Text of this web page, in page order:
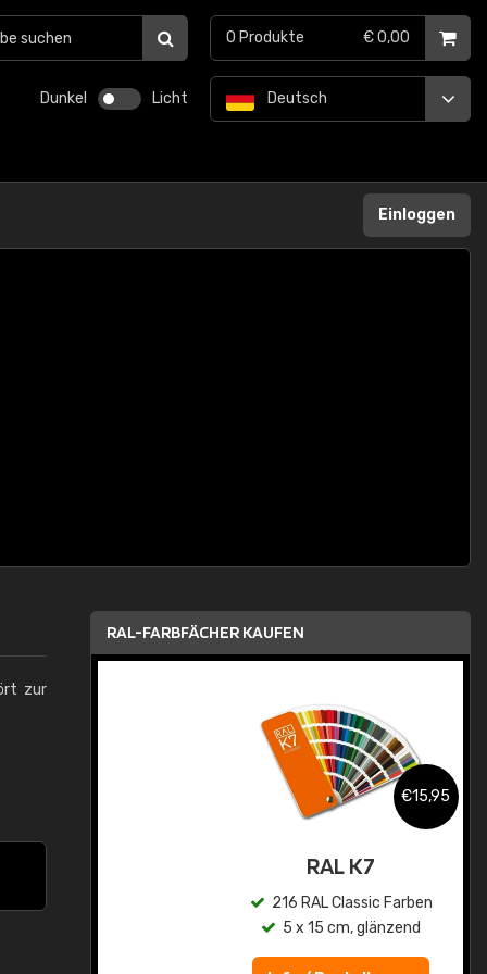
Dunkel Licht Deutsch
0 Produkte € 0,00
Einloggen
zur
RAL-FARBFÄCHER KAUFEN
€15,95
RAL K7
216 RAL Classic Farben
5 x 15 cm, glänzend